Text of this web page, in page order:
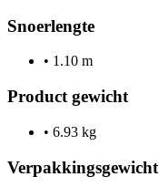
Snoerlengte
• 1.10 m
Product gewicht
• 6.93 kg
Verpakkingsgewicht